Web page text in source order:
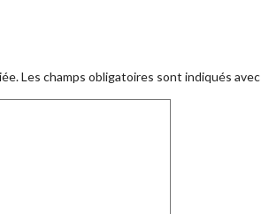
Les champs obligatoires sont indiqués avec